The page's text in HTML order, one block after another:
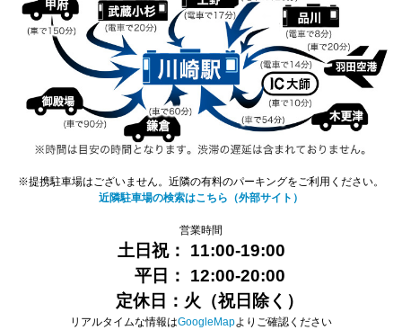
※提携駐車場はございません。近隣の有料のパーキングをご利用ください。
近隣駐車場の検索はこちら（外部サイト）
営業時間
土日祝： 11:00-19:00
平日： 12:00-20:00
定休日：火（祝日除く）
リアルタイムな情報はGoogleMapよりご確認ください